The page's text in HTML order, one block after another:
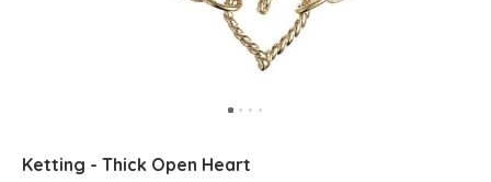
Ketting - Thick Open Heart